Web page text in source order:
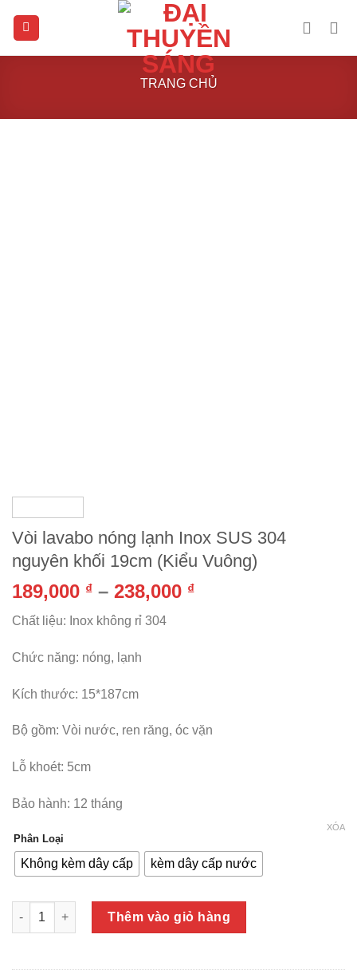
TRANG CHỦ
Vòi lavabo nóng lạnh Inox SUS 304
nguyên khối 19cm (Kiểu Vuông)
189,000 ₫ – 238,000 ₫
Chất liệu: Inox không rỉ 304
Chức năng: nóng, lạnh
Kích thước: 15*187cm
Bộ gồm: Vòi nước, ren răng, óc vặn
Lỗ khoét: 5cm
Bảo hành: 12 tháng
Phân Loại
Không kèm dây cấp kèm dây cấp nước
XÓA
Vòi lavabo nóng lạnh Inox SUS 304 nguyên khối 19cm (Kiểu
Thêm vào giỏ hàng